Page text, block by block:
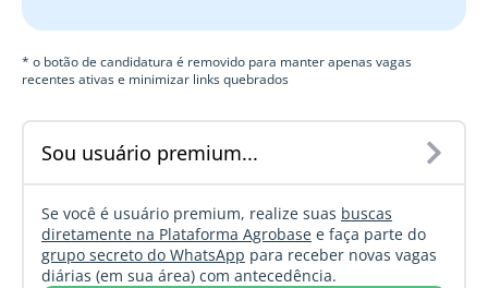
* o botão de candidatura é removido para manter apenas vagas
recentes ativas e minimizar links quebrados
Sou usuário premium...
Se você é usuário premium, realize suas buscas
diretamente na Plataforma Agrobase e faça parte do
grupo secreto do WhatsApp para receber novas vagas
diárias (em sua área) com antecedência.